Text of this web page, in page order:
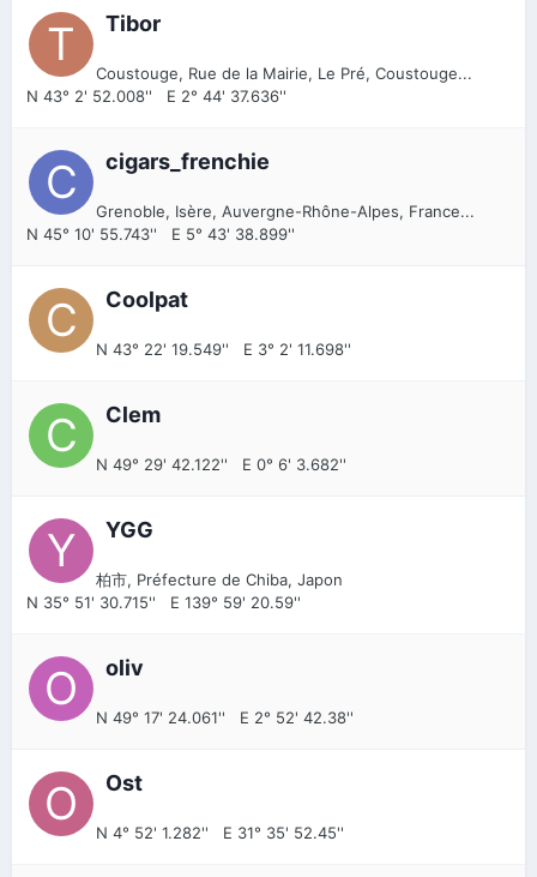
Tibor
Coustouge, Rue de la Mairie, Le Pré, Coustouge...
N 43° 2' 52.008'' E 2° 44' 37.636''
cigars_frenchie
Grenoble, Isère, Auvergne-Rhône-Alpes, France...
N 45° 10' 55.743'' E 5° 43' 38.899''
Coolpat
N 43° 22' 19.549'' E 3° 2' 11.698''
Clem
N 49° 29' 42.122'' E 0° 6' 3.682''
YGG
柏市, Préfecture de Chiba, Japon
N 35° 51' 30.715'' E 139° 59' 20.59''
oliv
N 49° 17' 24.061'' E 2° 52' 42.38''
Ost
N 4° 52' 1.282'' E 31° 35' 52.45''